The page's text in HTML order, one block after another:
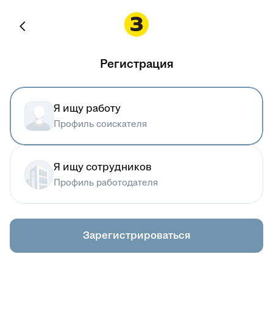
Регистрация
Я ищу работу
Профиль соискателя
Я ищу сотрудников
Профиль работодателя
Зарегистрироваться